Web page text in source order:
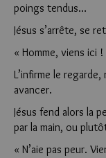
poings tendus…
Jésus s’arrête, se
« Homme, viens ici !
L’infirme le
avancer.
Jésus fend alors la
par la main, ou
« N’aie pas peur.